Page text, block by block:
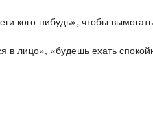
кого-нибудь», чтобы
в лицо», «будешь ехать